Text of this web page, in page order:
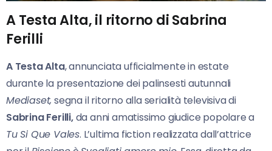
A Testa Alta, il ritorno di Sabrina
Ferilli
A Testa Alta, annunciata ufficialmente in estate
durante la presentazione dei palinsesti autunnali
Mediaset, segna il ritorno alla serialità televisiva di
Sabrina Ferilli,da anni amatissimo giudice popolare a
Tu Si Que Vales. L’ultima fiction realizzata dall’attrice